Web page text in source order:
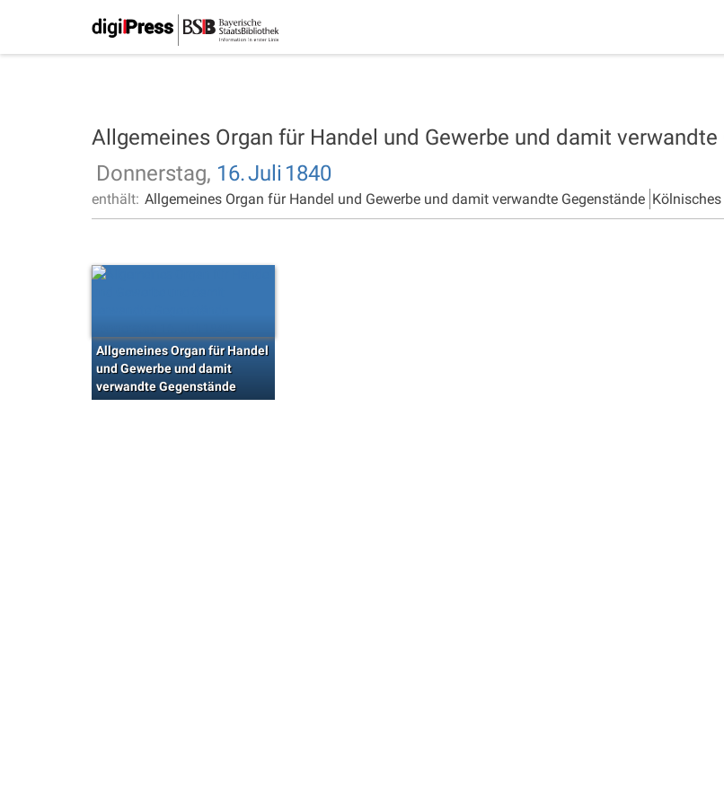
Allgemeines Organ für Handel und Gewerbe und damit verwandte
Donnerstag, 16.Juli 1840
enthält: Allgemeines Organ für Handel und Gewerbe und damit verwandte Gegenstände
Allgemeines Organ für Handel
und Gewerbe und damit
verwandte Gegenstände